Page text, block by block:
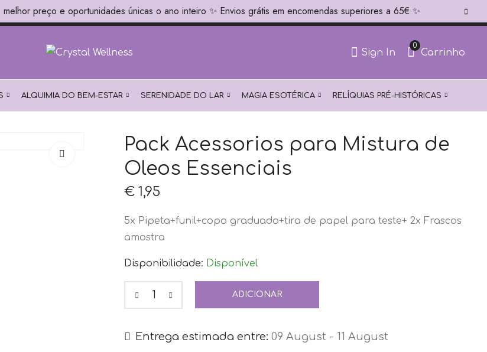
preço e oportunidades únicas o ano inteiro ✨ Envios grátis em encomendas superiores a 65€ ✨
✨ Necessita de ajuda?! +351 939 333 999 (WhatsApp) ✨
Sign In
0
Carrinho
ALQUIMIA DO BEM-ESTAR SERENIDADE DO LAR MAGIA ESOTÉRICA RELÍQUIAS PRÉ-HISTÓRICAS
Pack Acessorios para Mistura de
Oleos Essenciais
€ 1,95
5x Pipeta+funil+copo graduado+tira de papel para teste+ 2x Frascos
amostra
Disponibilidade: Disponível
ADICIONAR
Entrega estimada entre: 09 August - 11 August